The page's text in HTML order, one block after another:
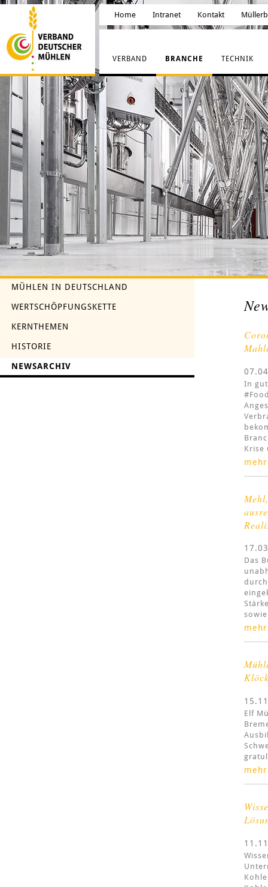
Home Intranet Kontakt
VERBAND BRANCHE TECHNIK
MÜHLEN IN DEUTSCHLAND
WERTSCHÖPFUNGSKETTE
KERNTHEMEN
HISTORIE
NEWSARCHIV
In
Krise
mehr
Das
mehr
Elf
mehr